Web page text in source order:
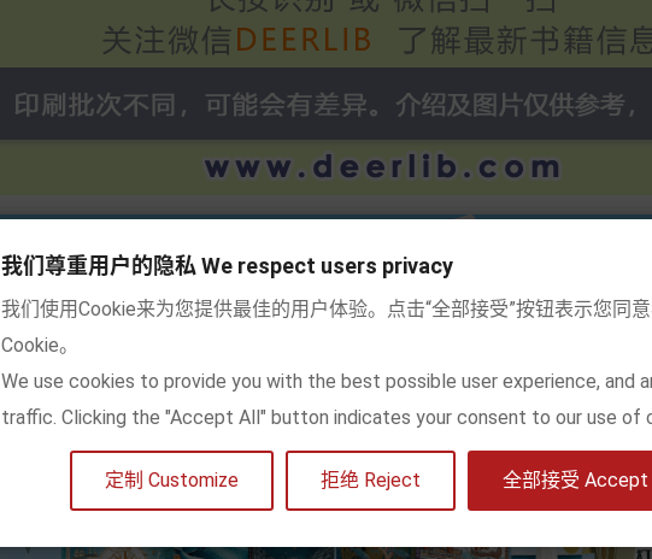
我们尊重用户的隐私 We respect users privacy
我们使用Cookie来为您提供最佳的用户体验。点击“全部接受”按钮表示您同
Cookie。
We use cookies to provide you with the best possible user experience, and
traffic. Clicking the "Accept All" button indicates your consent to our use of
定制 Customize 拒绝 Reject 全部接受 Accept